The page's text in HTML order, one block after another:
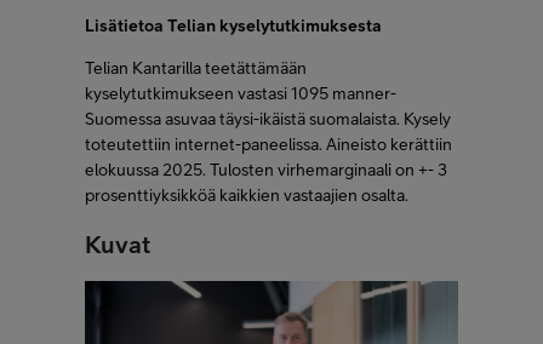
Lisätietoa Telian kyselytutkimuksesta
Telian Kantarilla teetättämään
kyselytutkimukseen vastasi 1095 manner-
Suomessa asuvaa täysi-ikäistä suomalaista. Kysely
toteutettiin internet-paneelissa. Aineisto kerättiin
elokuussa 2025. Tulosten virhemarginaali on +- 3
prosenttiyksikköä kaikkien vastaajien osalta.
Kuvat